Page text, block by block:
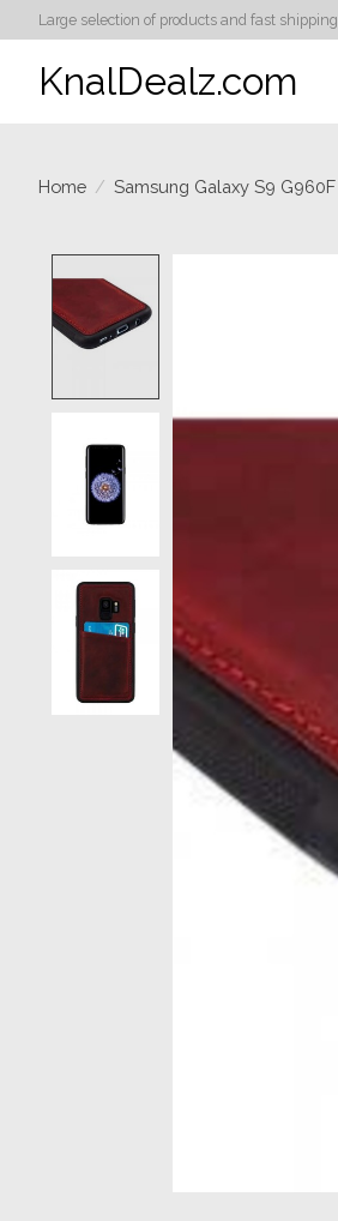
Large selection of products and fast
KnalDealz.com
Home / Samsung Galaxy S9